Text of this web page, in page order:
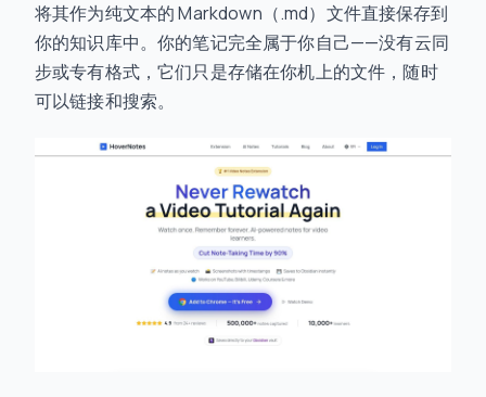
将其作为纯文本的 Markdown（.md）文件直接保存到
你的知识库中。你的笔记完全属于你自己——没有云同
步或专有格式，它们只是存储在你机上的文件，随时
可以链接和搜索。